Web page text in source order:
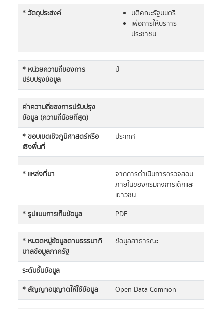
* วัตถุประสงค์
มติคณะรัฐมนตรี
เพื่อการให้บริการ
ประชาชน
* หน่วยความถี่ของการ
ปรับปรุงข้อมูล
ปี
ค่าความถี่ของการปรับปรุง
ข้อมูล (ความถี่น้อยที่สุด)
* ขอบเขตเชิงภูมิศาสตร์หรือ
เชิงพื้นที่
ประเทศ
* แหล่งที่มา
จากการดำเนินการตรวจสอบ
ภายในของกรมกิจการเด็กและ
เยาวชน
* รูปแบบการเก็บข้อมูล
PDF
* หมวดหมู่ข้อมูลตามธรรมาภิ
บาลข้อมูลภาครัฐ
ข้อมูลสาธารณะ
ระดับชั้นข้อมูล
* สัญญาอนุญาตให้ใช้ข้อมูล
Open Data Common